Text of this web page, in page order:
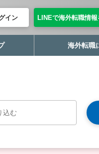
イン LINEで海外転職情報
海外転職